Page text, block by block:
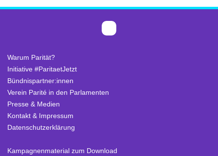
Warum Parität?
Initiative #ParitaetJetzt
Bündnispartner:innen
Verein Parité in den Parlamenten
Presse & Medien
Kontakt & Impressum
Datenschutzerklärung
Kampagnenmaterial zum Download